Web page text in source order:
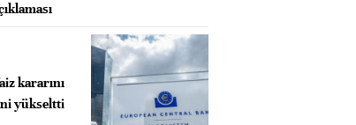
kararını
yükseltti